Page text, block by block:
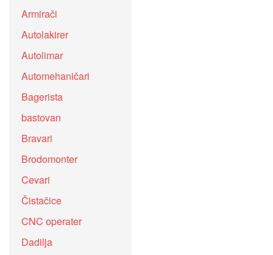
Armirači
Autolakirer
Autolimar
Automehaničari
Bagerista
bastovan
Bravari
Brodomonter
Cevari
Čistačice
CNC operater
Dadilja